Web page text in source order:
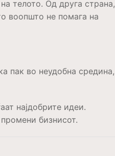
телото. Од друга страна,
воопшто не помага на
пак во неудобна средина,
најдобрите идеи.
бизнисот.